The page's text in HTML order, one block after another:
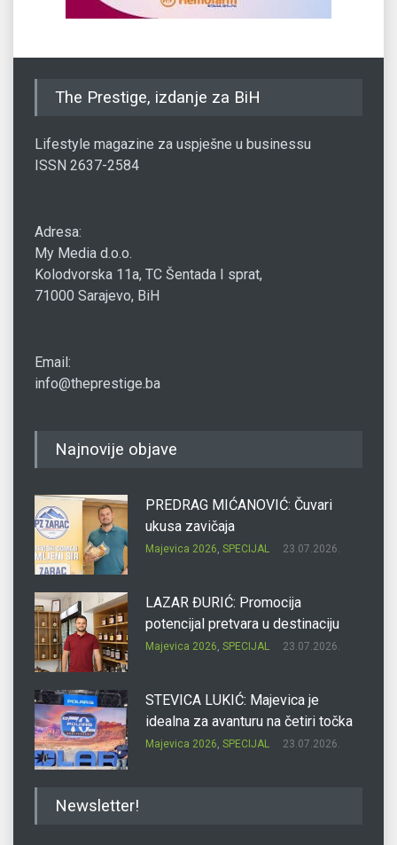
The Prestige, izdanje za BiH
Lifestyle magazine za uspješne u businessu
ISSN 2637-2584
Adresa:
My Media d.o.o.
Kolodvorska 11a, TC Šentada I sprat,
71000 Sarajevo, BiH
Email:
info@theprestige.ba
Najnovije objave
PREDRAG MIĆANOVIĆ: Čuvari
ukusa zavičaja
Majevica 2026, SPECIJAL 23.07.2026.
LAZAR ĐURIĆ: Promocija
potencijal pretvara u destinaciju
Majevica 2026, SPECIJAL 23.07.2026.
STEVICA LUKIĆ: Majevica je
idealna za avanturu na četiri točka
Majevica 2026, SPECIJAL 23.07.2026.
Newsletter!